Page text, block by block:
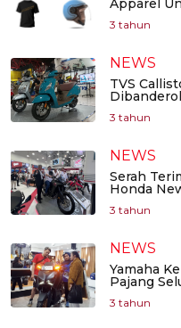
Apparel
3 tahun
NEWS
TVS
3 tahun
NEWS
Serah
Honda
3 tahun
NEWS
Yamaha
Pajang
3 tahun